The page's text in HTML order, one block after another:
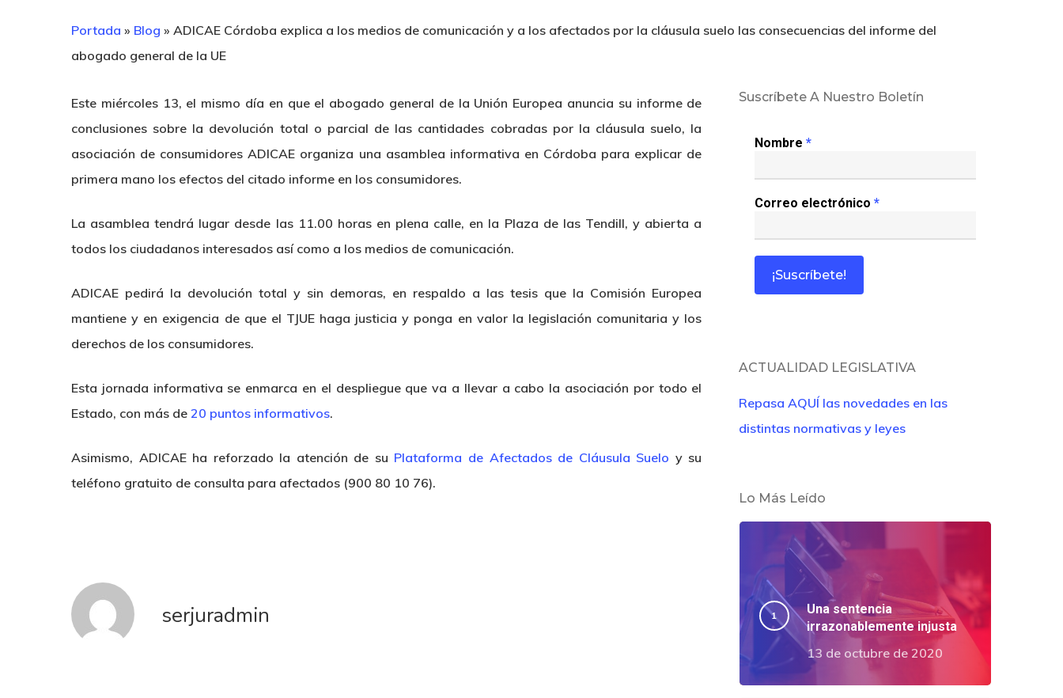
Portada » Blog » ADICAE Córdoba explica a los medios de comunicación y a los afectados por la cláusula suelo las consecuencias del informe del
abogado general de la UE
Este miércoles 13, el mismo día en que el abogado general de la Unión Europea anuncia su informe de
conclusiones sobre la devolución total o parcial de las cantidades cobradas por la cláusula suelo, la
asociación de consumidores ADICAE organiza una asamblea informativa en Córdoba para explicar de
primera mano los efectos del citado informe en los consumidores.
La asamblea tendrá lugar desde las 11.00 horas en plena calle, en la Plaza de las Tendill, y abierta a
todos los ciudadanos interesados así como a los medios de comunicación.
ADICAE pedirá la devolución total y sin demoras, en respaldo a las tesis que la Comisión Europea
mantiene y en exigencia de que el TJUE haga justicia y ponga en valor la legislación comunitaria y los
derechos de los consumidores.
Esta jornada informativa se enmarca en el despliegue que va a llevar a cabo la asociación por todo el
Estado, con más de 20 puntos informativos.
Asimismo, ADICAE ha reforzado la atención de su Plataforma de Afectados de Cláusula Suelo y su
teléfono gratuito de consulta para afectados (900 80 10 76).
serjuradmin
Suscríbete A Nuestro Boletín
Nombre *
Correo electrónico *
ACTUALIDAD LEGISLATIVA
Repasa AQUÍ las novedades en las
distintas normativas y leyes
Lo Más Leído
Una sentencia
irrazonablemente injusta
13 de octubre de 2020